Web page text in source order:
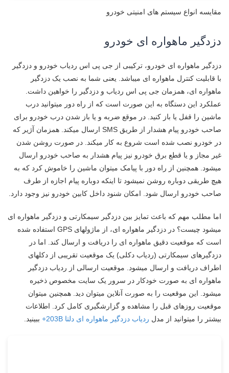
مقایسه انواع سیستم های امنیتی خودرو
دزدگیر ماهواره ای خودرو
دزدگیر ماهواره ای خودرو، ترکیبی از جی پی اس ردیاب خودرو و دزدگیر
با قابلیت کنترل ماهواره ای میباشد. یعنی شما به نصب یک دزدگیر
ماهواره ای، همزمان جی پی اس ردیاب و دزدگیر را خواهین داشت.
عملکرد این دستگاه به این صورت است که از راه دور میتوانید درب
ماشین را قفل یا باز کنید. در موقع ضربه و یا باز شدن درب خودرو برای
صاحب خودرو پیام هشدار از طریق SMS ارسال میکند. همزمان آژیر که
در خودرو نصب شده است شروع به کار میکند. در صورت روشن شدن
غیر مجاز و یا قطع برق خودرو نیز پیام هشدار به صاحب خودرو ارسال
میشود. همچنین از راه دور با پیامک میتوان ماشین را خاموش کرد که به
هیچ طریقی دوباره روشن نمیشود تا اینکه دوباره پیام اجازه از طرف
صاحب خودرو ارسال شود. امکان شنود داخل کابین خودرو نیز وجود دارد.
اما مطلب مهم که باعث تمایز بین دزدگیر سیمکارتی و دزدگیر ماهواره ای
میشود چیست؟ در دزدگیر ماهواره ای، از ماژولهای GPS استفاده شده
است که موقعیت دقیق ماهواره ای را دریافت و ارسال کند. اما در
دزدگیرهای سیمکارتی (ردیاب دکلی) یک موقعیت تقریبی از دکلهای
اطراف دریافت و ارسال میشود. موقعیت ارسالی از ردیاب دزدگیر
ماهواره ای به صورت خودکار در سرور یک سایت مخصوص ذخیره
میشود. این موقعیت را به صورت آنلاین میتوان دید. همچنین میتوان
موقعیت روزهای قبل را مشاهده و گزارشگیری کامل کرد. اطلاعات
بیشتر را میتوانید از مدل ردیاب دزدگیر ماهواره ای دلتا 203B+ ببینید.